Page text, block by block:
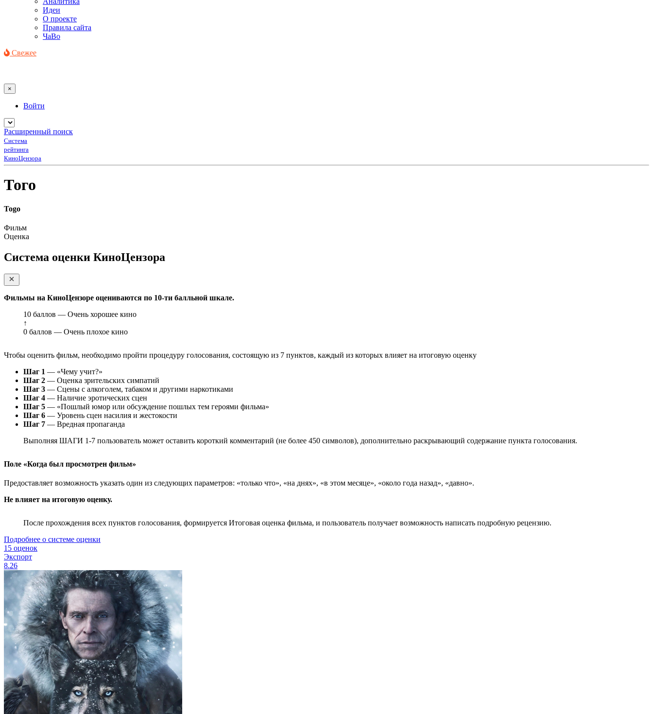
Идеи
О проекте
Правила сайта
ЧаВо
Свежее
×
Войти
Расширенный поиск
Система
рейтинга
КиноЦензора
Того
Togo
Фильм
Оценка
Система оценки КиноЦензора
Фильмы на КиноЦензоре оцениваются по 10-ти балльной шкале.
10 баллов — Очень хорошее кино
↑
0 баллов — Очень плохое кино
Чтобы оценить фильм, необходимо пройти процедуру голосования, состоящую из 7 пунктов, каждый из которых влияет на итоговую оценку
Шаг 1 — «Чему учит?»
Шаг 2 — Оценка зрительских симпатий
Шаг 3 — Сцены с алкоголем, табаком и другими наркотиками
Шаг 4 — Наличие эротических сцен
Шаг 5 — «Пошлый юмор или обсуждение пошлых тем героями фильма»
Шаг 6 — Уровень сцен насилия и жестокости
Шаг 7 — Вредная пропаганда
Выполняя ШАГИ 1-7 пользователь может оставить короткий комментарий (не более 450 символов), дополнительно раскрывающий содержание пункта голосования.
Поле «Когда был просмотрен фильм»
Предоставляет возможность указать один из следующих параметров: «только что», «на днях», «в этом месяце», «около года назад», «давно».
Не влияет на итоговую оценку.
После прохождения всех пунктов голосования, формируется Итоговая оценка фильма, и пользователь получает возможность написать подробную рецензию.
Подробнее о системе оценки
15 оценок
Экспорт
8.26